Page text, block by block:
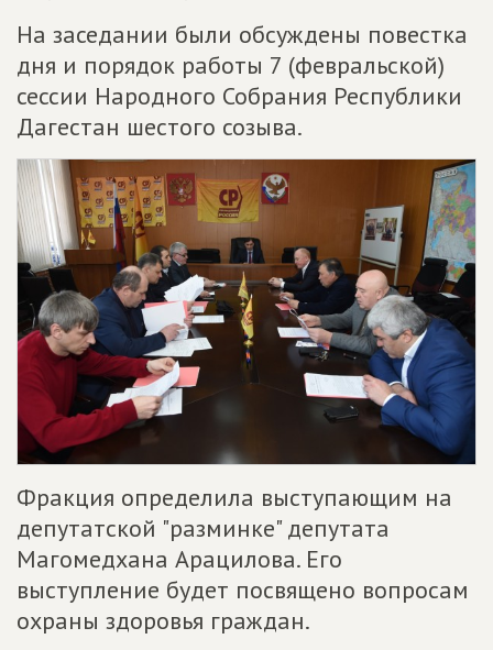
На заседании были обсуждены повестка
дня и порядок работы 7 (февральской)
сессии Народного Собрания Республики
Дагестан шестого созыва.
Фракция определила выступающим на
депутатской "разминке" депутата
Магомедхана Арацилова. Его
выступление будет посвящено вопросам
охраны здоровья граждан.